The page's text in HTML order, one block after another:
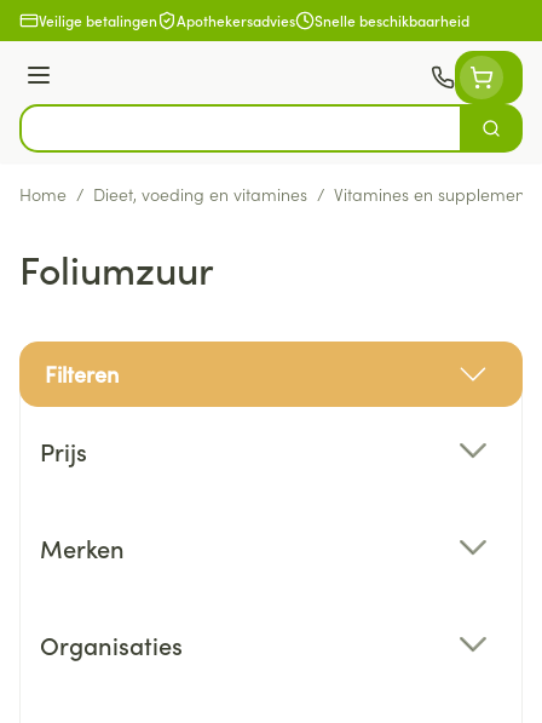
Ga naar de inhoud
Veilige betalingen Apothekersadvies Snelle beschikbaarheid
Menu
Product, merk, categorie...
Zoek
Home / Dieet, voeding en vitamines / Vitamines en
Foliumzuur
Filteren
Prijs
Merken
Organisaties